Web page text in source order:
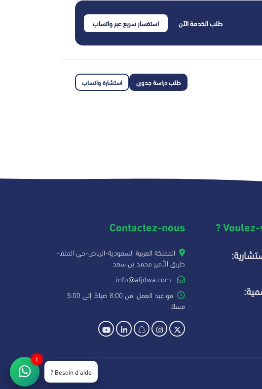
طلب الخدمة الآن استفسار سريع عبر واتساب
طلب دراسة جدوى استشارة واتساب
Voulez-
Contactez-nous
المملكة العربية السعودية-الرياض-حي الملقا-
طريق الأمير محمد بن سعد
مواعيد العمل: من 8:00 صباحًا إلى 5:00
مساءً
1
Besoin d'aide ?